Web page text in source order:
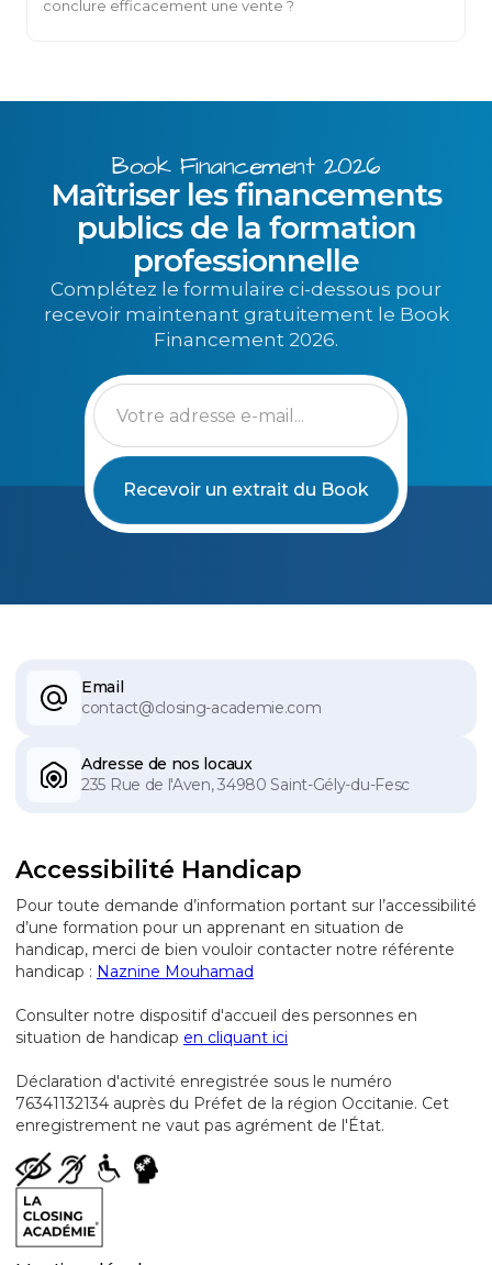
conclure efficacement une vente ?
Book Financement 2026
Maîtriser les financements
publics de la formation
professionnelle
Complétez le formulaire ci-dessous pour
recevoir maintenant gratuitement le Book
Financement 2026.
Email
contact@closing-academie.com
Adresse de nos locaux
235 Rue de l'Aven, 34980 Saint-Gély-du-Fesc
Accessibilité Handicap
Pour toute demande d’information portant sur l’accessibilité
d’une formation pour un apprenant en situation de
handicap, merci de bien vouloir contacter notre référente
handicap : Naznine Mouhamad
Consulter notre dispositif d'accueil des personnes en
situation de handicap en cliquant ici
Déclaration d'activité enregistrée sous le numéro
76341132134 auprès du Préfet de la région Occitanie. Cet
enregistrement ne vaut pas agrément de l'État.